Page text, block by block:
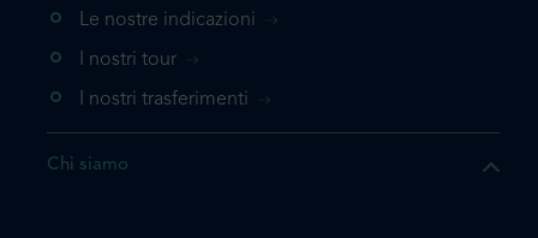
nuovamente, la
Le nostre indicazioni
I nostri tour
I nostri trasferimenti
Chi siamo